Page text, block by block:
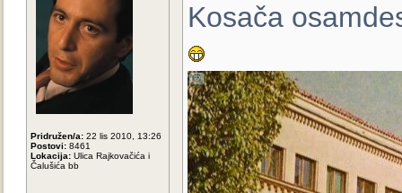
Pridružen/a: 22 lis 2010, 13:26
Postovi: 8461
Lokacija: Ulica Rajkovačića i
Čalušića bb
Kosača